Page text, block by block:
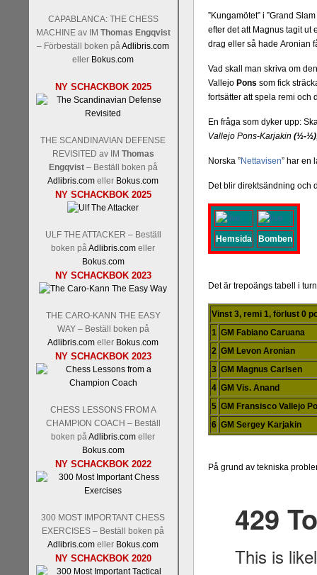
CAPABLANCA: THE CHESS
MACHINE av IM Thomas Engqvist
– Förbeställ boken påAdlibris.com
eller Bokus.com
NY SCHACKBOK 2025
THE SCANDINAVIAN DEFENSE
REVISITED av IM Thomas
Engqvist– Beställ boken på
Adlibris.com eller Bokus.com
NY SCHACKBOK 2025
ULF THE ATTACKER – Beställ
boken påAdlibris.com eller
Bokus.com
NY SCHACKBOK 2023
THE CARO-KANN THE EASY
WAY – Beställ boken på
Adlibris.com eller Bokus.com
NY SCHACKBOK 2023
CHESS LESSONS FROM A
CHAMPION COACH – Beställ
boken påAdlibris.com eller
Bokus.com
NY SCHACKBOK 2022
300 MOST IMPORTANT CHESS
EXERCISES – Beställ boken på
Adlibris.com eller Bokus.com
NY SCHACKBOK 2020
Östlund som är en starkt
Schacksnack har inlett det
Random, där pjäserna
talet och där det på förhand
ökar i spelöppningsfasen,
att man måste kunna och
Den sjunde upplagan av
den starkaste i U.S.A,
Levon Aronian-Maxime
han dock göra denna gång
den spelformen ett steg i rätt
”Kungamötet” i ”Grand
efter det att Magnus tagit ut
drag eller så hade Aronian
Vad skall man skriva om
Vallejo Pons som fick
fortsätter att spela remi och
En fråga som dyker upp:
Vallejo Pons-Karjakin (½-½)
Norska ”Nettavisen” har en
Det blir direktsändning och
Hemsida Bomben
Det är trepoängs tabell i
Vinst 3, remi 1, förlust 0
1 GM Fabiano Caruana
2 GM Levon Aronian
3 GM Magnus Carlsen
4 GM Vis. Anand
5 GM Fransisco Vallejo
6 GM Sergey Karjakin
På grund av tekniska